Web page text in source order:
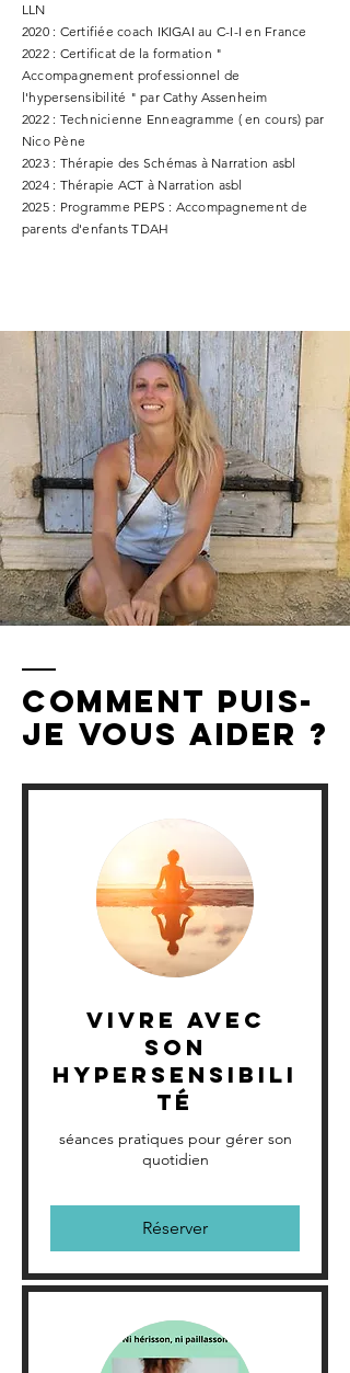
LLN
2020 : Certifiée coach IKIGAI au C-I-I en France
2022 : Certificat de la formation "
Accompagnement professionnel de
l'hypersensibilité " par Cathy Assenheim
2022 : Technicienne Enneagramme ( en cours) par
Nico Pène
2023 : Thérapie des Schémas à Narration asbl
2024 : Thérapie ACT à Narration asbl
2025 : Programme PEPS : Accompagnement de
parents d'enfants TDAH
Comment puis-
je vous aider ?
Vivre avec
son
hypersensibili
té
séances pratiques pour gérer son
quotidien
Réserver